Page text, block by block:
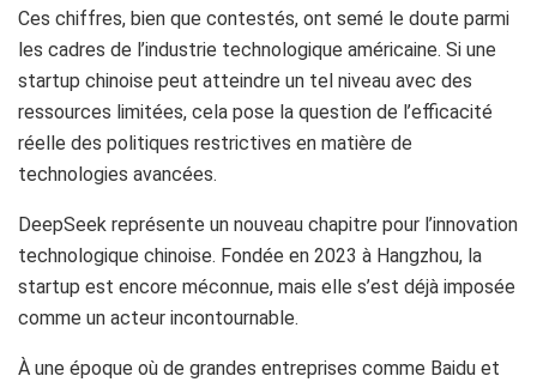
Ces chiffres, bien que contestés, ont semé le doute parmi
les cadres de l’industrie technologique américaine. Si une
startup chinoise peut atteindre un tel niveau avec des
ressources limitées, cela pose la question de l’efficacité
réelle des politiques restrictives en matière de
technologies avancées.
DeepSeek représente un nouveau chapitre pour l’innovation
technologique chinoise. Fondée en 2023 à Hangzhou, la
startup est encore méconnue, mais elle s’est déjà imposée
comme un acteur incontournable.
À une époque où de grandes entreprises comme Baidu et